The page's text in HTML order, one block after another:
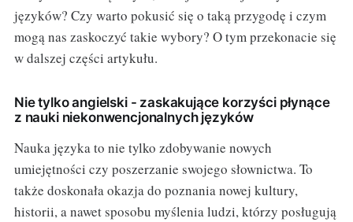
języków? Czy warto pokusić się o taką przygodę i czym
mogą nas zaskoczyć takie wybory? O tym przekonacie się
w dalszej części artykułu.
Nie tylko angielski - zaskakujące korzyści płynące
z nauki niekonwencjonalnych języków
Nauka języka to nie tylko zdobywanie nowych
umiejętności czy poszerzanie swojego słownictwa. To
także doskonała okazja do poznania nowej kultury,
historii, a nawet sposobu myślenia ludzi, którzy posługują